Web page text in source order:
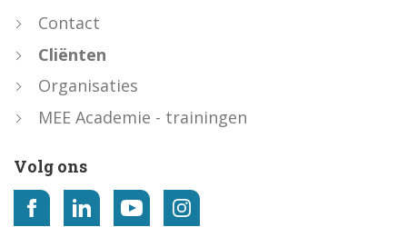
Contact
Cliënten
Organisaties
MEE Academie - trainingen
Volg ons